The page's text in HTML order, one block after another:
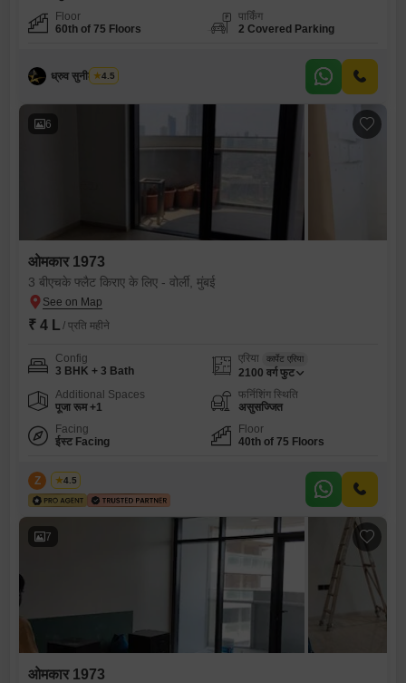
Floor
60th of 75 Floors
पार्किंग
2 Covered Parking
ध्रुव सुनील पारेख
4.5
6
ओमकार 1973
3 बीएचके फ्लैट किराए के लिए - वोर्ली, मुंबई
₹ 4 L / प्रति महीने
Config
3 BHK + 3 Bath
एरिया कार्पेट एरिया
2100 वर्ग फुट
Additional Spaces
पूजा रूम +1
फर्निशिंग स्थिति
असुसज्जित
Facing
ईस्ट Facing
Floor
40th of 75 Floors
Z Zeltro
4.5
7
ओमकार 1973